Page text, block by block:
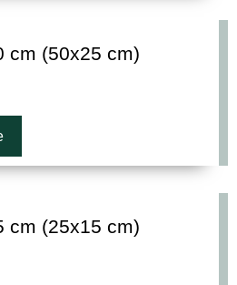
cm (50x25 cm)
cm (25x15 cm)